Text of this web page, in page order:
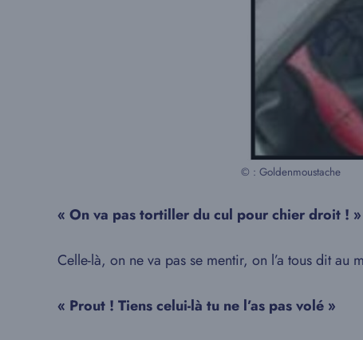
© : Goldenmoustache
« On va pas tortiller du cul pour chier droit ! »
Celle-là, on ne va pas se mentir, on l’a tous dit au
« Prout ! Tiens celui-là tu ne l’as pas volé »